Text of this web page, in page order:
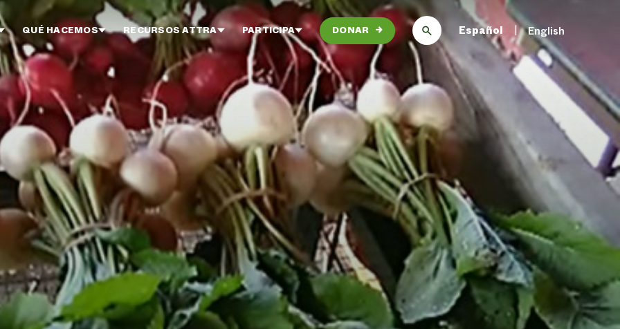
QUÉ HACEMOS RECURSOS ATTRA PARTICIPA DONAR → Español English